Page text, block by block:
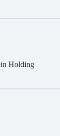
Holding